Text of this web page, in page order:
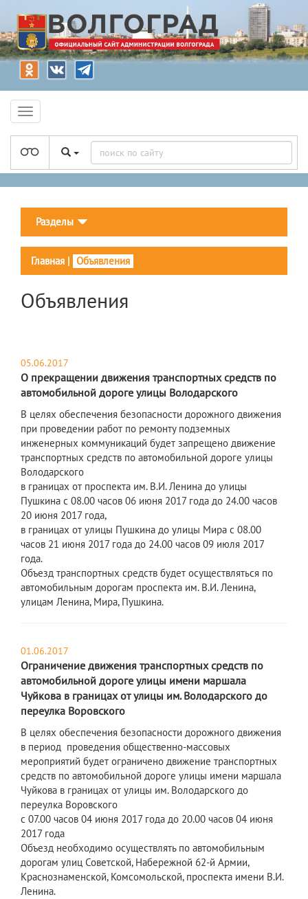
Разделы
Главная | Объявления
Объявления
05.06.2017
О прекращении движения транспортных средств по
автомобильной дороге улицы Володарского
В целях обеспечения безопасности дорожного движения
при проведении работ по ремонту подземных
инженерных коммуникаций будет запрещено движение
транспортных средств по автомобильной дороге улицы
Володарского
в границах от проспекта им. В.И. Ленина до улицы
Пушкина с 08.00 часов 06 июня 2017 года до 24.00 часов
20 июня 2017 года,
в границах от улицы Пушкина до улицы Мира с 08.00
часов 21 июня 2017 года до 24.00 часов 09 июля 2017
года.
Объезд транспортных средств будет осуществляться по
автомобильным дорогам проспекта им. В.И. Ленина,
улицам Ленина, Мира, Пушкина.
01.06.2017
Ограничение движения транспортных средств по
автомобильной дороге улицы имени маршала
Чуйкова в границах от улицы им. Володарского до
переулка Воровского
В целях обеспечения безопасности дорожного движения
в период проведения общественно-массовых
мероприятий будет ограничено движение транспортных
средств по автомобильной дороге улицы имени маршала
Чуйкова в границах от улицы им. Володарского до
переулка Воровского
с 07.00 часов 04 июня 2017 года до 20.00 часов 04 июня
2017 года
Объезд необходимо осуществлять по автомобильным
дорогам улиц Советской, Набережной 62-й Армии,
Краснознаменской, Комсомольской, проспекта имени В.И.
Ленина.